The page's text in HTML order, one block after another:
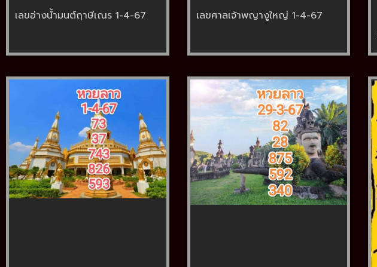
เลขอ่างน้ำมนต์ฤาษีเณร 1-4-67
เลขศาลเจ้าพญางูใหญ่ 1-4-67